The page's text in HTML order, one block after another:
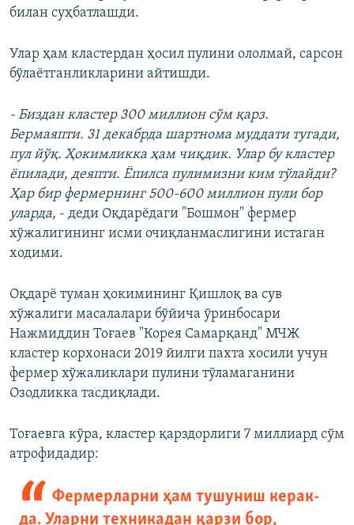
билан суҳбатлашди.
Улар ҳам кластердан ҳосил пулини ололмай, сарсон
бўлаётганликларини айтишди.
- Биздан кластер 300 миллион сўм қарз.
Бермаяпти. 31 декабрда шартнома муддати тугади,
пул йўқ. Ҳокимликка ҳам чиқдик. Улар бу кластер
ёпилади, деяпти. Ёпилса пулимизни ким тўлайди?
Ҳар бир фермернинг 500-600 миллион пули бор
уларда, - деди Оқдарёдаги "Бошмон" фермер
хўжалигининг исми очиқланмаслигини истаган
ходими.
Оқдарё туман ҳокимининг Қишлоқ ва сув
хўжалиги масалалари бўйича ўринбосари
Нажмиддин Тоғаев "Корея Самарқанд" МЧЖ
кластер корхонаси 2019 йилги пахта хосили учун
фермер хўжаликлари пулини тўламаганини
Озодликка тасдиқлади.
Тоғаевга кўра, кластер қарздорлиги 7 миллиард сўм
атрофидадир:
Фермерларни ҳам тушуниш керак-
да. Уларни техникадан қарзи бор,